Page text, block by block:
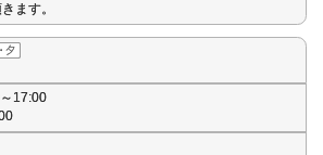
ます。
17:00